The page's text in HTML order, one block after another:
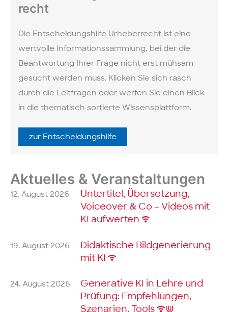
recht
Die Entscheidungs­hilfe Urheber­recht ist eine
wertvolle Informations­sammlung, bei der die
Beantwortung Ihrer Frage nicht erst mühsam
gesucht werden muss. Klicken Sie sich rasch
durch die Leit­fragen oder werfen Sie einen Blick
in die thematisch sortierte Wissens­plattform.
zur Ent­scheidungs­hilfe
Aktuelles & Veranstaltungen
12. August 2026
Untertitel, Übersetzung,
Voiceover & Co – Videos mit
KI aufwerten
19. August 2026
Didaktische Bildgenerierung
mit KI
24. August 2026
Generative KI in Lehre und
Prüfung: Empfehlungen,
Szenarien, Tools